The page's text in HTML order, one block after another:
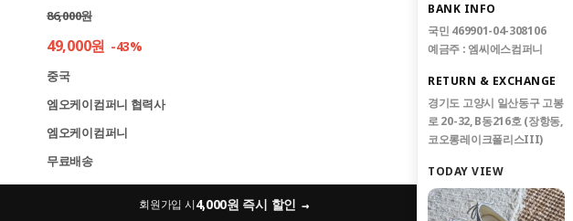
BANK INFO
국민 469901-04-308106
예금주 : 엠씨에스컴퍼니
RETURN & EXCHANGE
경기도 고양시 일산동구 고봉
로 20-32, B동216호 (장항동,
코오롱레이크폴리스III)
TODAY VIEW
86,000원
49,000원 -43%
중국
엠오케이컴퍼니 협력사
엠오케이컴퍼니
무료배송
회원가입 시4,000원 즉시 할인 →